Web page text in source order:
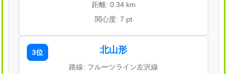
距離: 0.34 km
関心度: 7 pt
3位 北山形
路線: フルーツライン左沢線